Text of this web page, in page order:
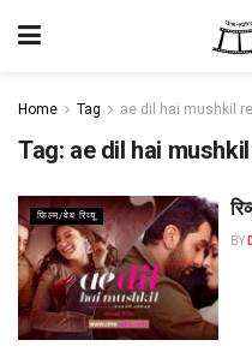
Home Tag ae dil hai mushkil
Tag: ae dil hai
फिल्म/वेब रिव्यू
BY